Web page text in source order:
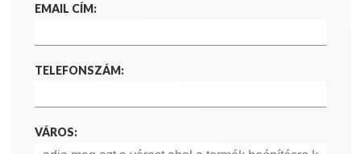
EMAIL CÍM:
TELEFONSZÁM:
VÁROS: